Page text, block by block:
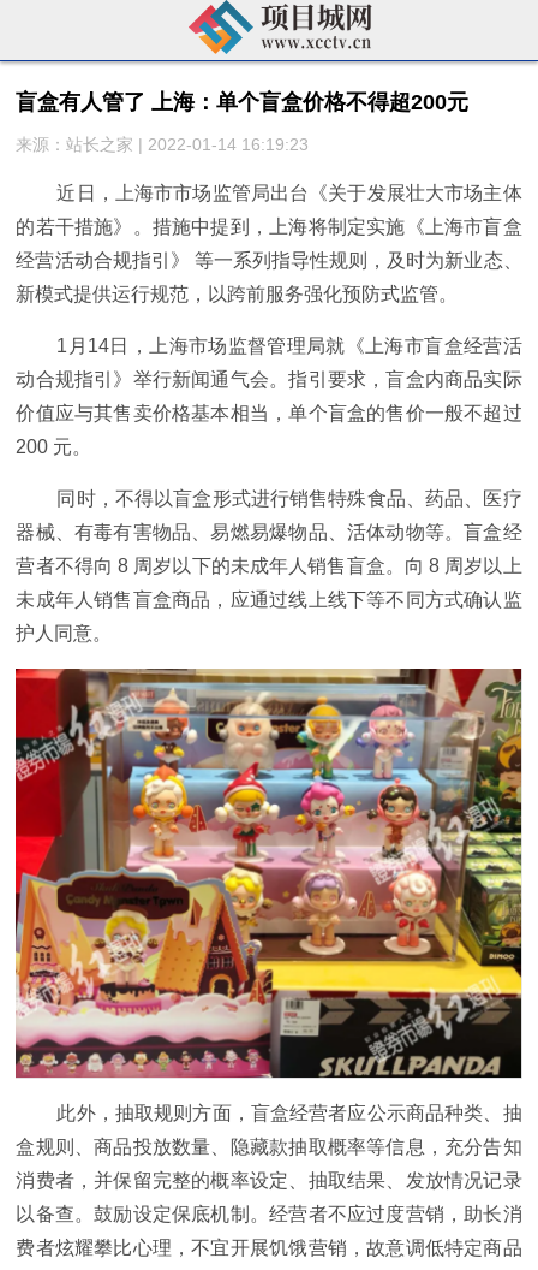
盲盒有人管了 上海：单个盲盒价格不得超200元
来源：站长之家 | 2022-01-14 16:19:23
近日，上海市市场监管局出台《关于发展壮大市场主体
的若干措施》。措施中提到，上海将制定实施《上海市盲盒
经营活动合规指引》 等一系列指导性规则，及时为新业态、
新模式提供运行规范，以跨前服务强化预防式监管。
1月14日，上海市场监督管理局就《上海市盲盒经营活
动合规指引》举行新闻通气会。指引要求，盲盒内商品实际
价值应与其售卖价格基本相当，单个盲盒的售价一般不超过
200 元。
同时，不得以盲盒形式进行销售特殊食品、药品、医疗
器械、有毒有害物品、易燃易爆物品、活体动物等。盲盒经
营者不得向 8 周岁以下的未成年人销售盲盒。向 8 周岁以上
未成年人销售盲盒商品，应通过线上线下等不同方式确认监
护人同意。
此外，抽取规则方面，盲盒经营者应公示商品种类、抽
盒规则、商品投放数量、隐藏款抽取概率等信息，充分告知
消费者，并保留完整的概率设定、抽取结果、发放情况记录
以备查。鼓励设定保底机制。经营者不应过度营销，助长消
费者炫耀攀比心理，不宜开展饥饿营销，故意调低特定商品